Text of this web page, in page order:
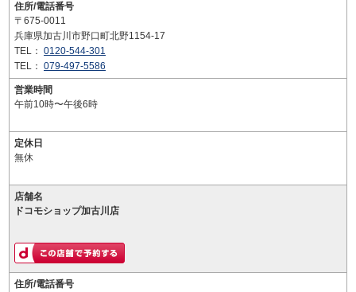
住所/電話番号
〒675-0011
兵庫県加古川市野口町北野1154-17
TEL： 0120-544-301
TEL： 079-497-5586
営業時間
午前10時〜午後6時
定休日
無休
店舗名
ドコモショップ加古川店
住所/電話番号